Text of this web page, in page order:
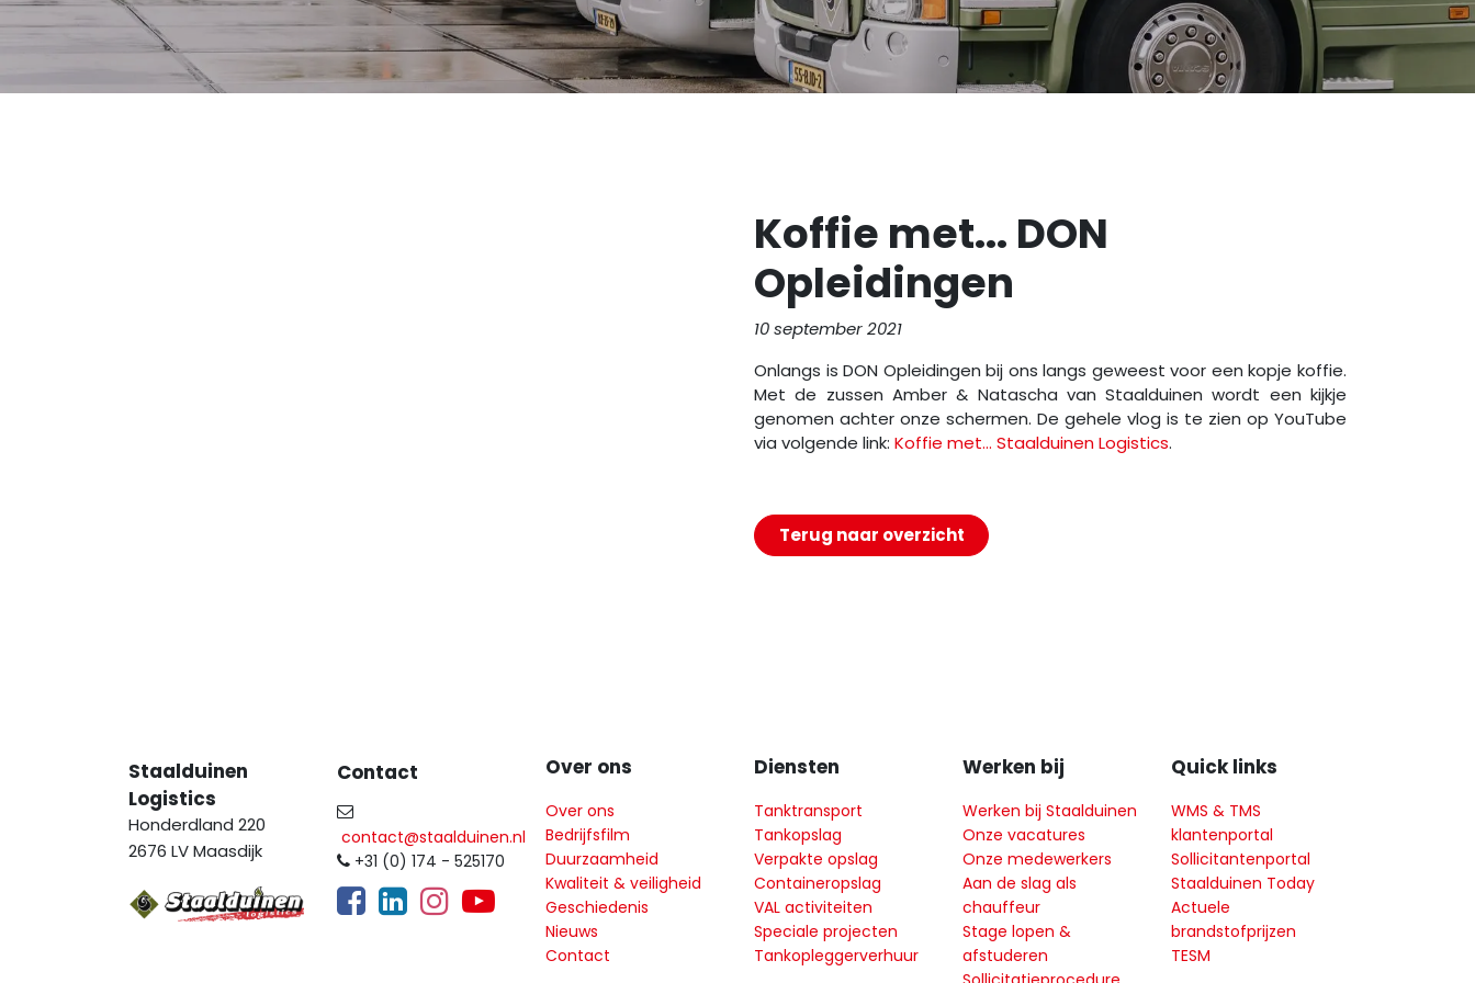
Koffie met... DON
Opleidingen
10 september 2021
Onlangs is DON Opleidingen bij ons langs geweest voor een kopje koffie.
Met de zussen Amber & Natascha van Staalduinen wordt een kijkje
genomen achter onze schermen. De gehele vlog is te zien op YouTube
via volgende link: Koffie met... Staalduinen Logistics.
Terug naar overzicht
Staalduinen
Logistics
Honderdland 220
2676 LV Maasdijk
Contact
contact@staalduinen.nl
+31 (0) 174 - 525170
Over ons
Over ons
Bedrijfsfilm
Duurzaamheid
Kwaliteit & veiligheid
Geschiedenis
Nieuws
Contact
Diensten
Tanktransport
Tankopslag
Verpakte opslag
Containeropslag
VAL activiteiten
Speciale projecten
Tankopleggerverhuur
Werken bij
Werken bij Staalduinen
Onze vacatures
Onze medewerkers
Aan de slag als
chauffeur
Stage lopen &
afstuderen
Quick links
WMS & TMS
klantenportal
Sollicitantenportal
Staalduinen Today
Actuele
brandstofprijzen
TESM